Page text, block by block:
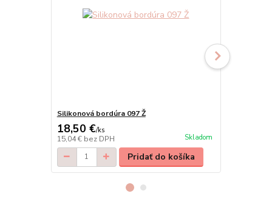
Silikonová bordúra 097 Ž
18,50 €/ks
15,04 € bez DPH Skladom
Pridať do košíka